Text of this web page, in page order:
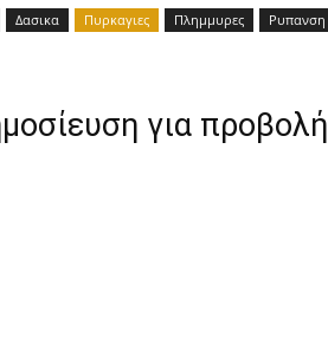
Δασικα Πυρκαγιες Πλημμυρες Ρυπανση
για προβολή